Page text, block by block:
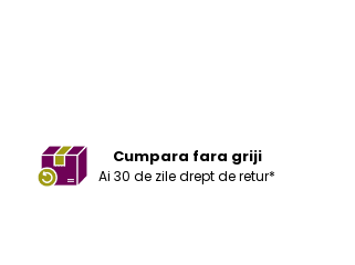
Cumpara fara griji
Ai 30 de zile drept de retur*